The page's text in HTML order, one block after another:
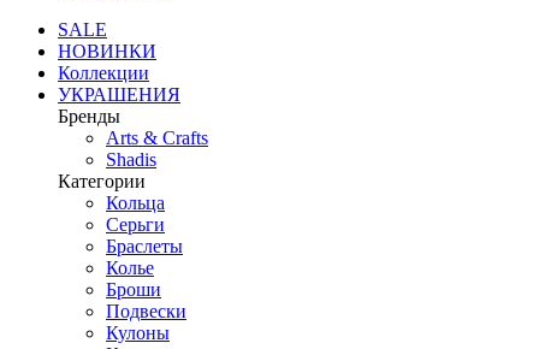
SALE
НОВИНКИ
Коллекции
УКРАШЕНИЯ
Бренды
Аrts & Сrafts
Shadis
Категории
Кольца
Серьги
Браслеты
Колье
Броши
Подвески
Кулоны